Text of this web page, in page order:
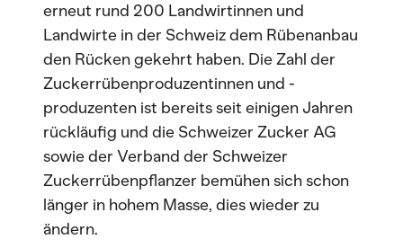
erneut rund 200 Landwirtinnen und
Landwirte in der Schweiz dem Rübenanbau
den Rücken gekehrt haben. Die Zahl der
Zuckerrübenproduzentinnen und -
produzenten ist bereits seit einigen Jahren
rückläufig und die Schweizer Zucker AG
sowie der Verband der Schweizer
Zuckerrübenpflanzer bemühen sich schon
länger in hohem Masse, dies wieder zu
ändern.